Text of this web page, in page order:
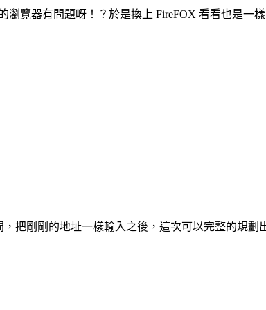
覽器有問題呀！？於是換上 FireFOX 看看也是一
把剛剛的地址一樣輸入之後，這次可以完整的規劃